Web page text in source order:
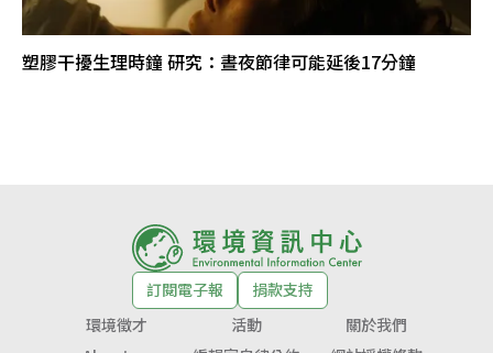
塑膠干擾生理時鐘 研究：晝夜節律可能延後17分鐘
訂閱電子報
捐款支持
環境徵才
活動
關於我們